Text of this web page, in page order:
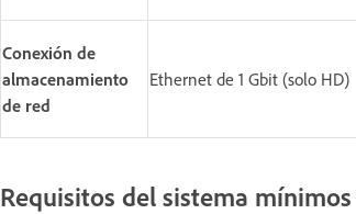
Conexión de
almacenamiento
de red
Ethernet de 1 Gbit (solo HD)
Requisitos del sistema